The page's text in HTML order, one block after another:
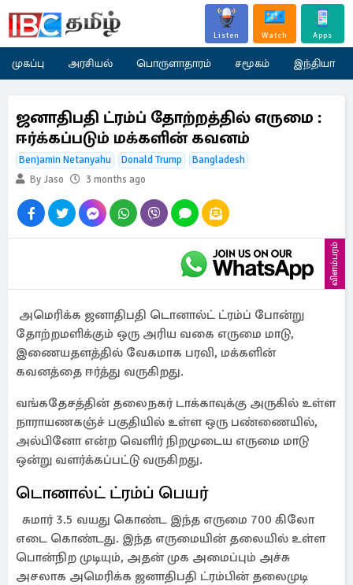
Listen Watch Apps
முகப்பு அரசியல் பொருளாதாரம் சமூகம் இந்தியா
ஜனாதிபதி ட்ரம்ப் தோற்றத்தில் எருமை :
ஈர்க்கப்படும் மக்களின் கவனம்
Benjamin Netanyahu Donald Trump
Bangladesh
By Jaso
3 months ago
விளம்பரம்
அமெரிக்க ஜனாதிபதி டொனால்ட் ட்ரம்ப் போன்று
தோற்றமளிக்கும் ஒரு அரிய வகை எருமை மாடு,
இணையதளத்தில் வேகமாக பரவி, மக்களின்
கவனத்தை ஈர்த்து வருகிறது.
வங்கதேசத்தின் தலைநகர் டாக்காவுக்கு அருகில் உள்ள
நாராயணகஞ்ச் பகுதியில் உள்ள ஒரு பண்ணையில்,
அல்பினோ என்ற வெளிர் நிறமுடைய எருமை மாடு
ஒன்று வளர்க்கப்பட்டு வருகிறது.
டொனால்ட் ட்ரம்ப் பெயர்
சுமார் 3.5 வயது கொண்ட இந்த எருமை 700 கிலோ
எடை கொண்டது. இந்த எருமையின் தலையில் உள்ள
பொன்நிற முடியும், அதன் முக அமைப்பும் அச்சு
அசலாக அமெரிக்க ஜனாதிபதி ட்ரம்பின் தலைமுடி